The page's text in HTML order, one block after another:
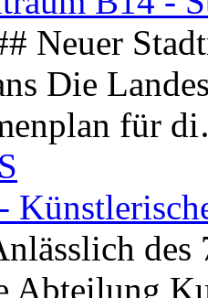
Neuer
Die
für
Abteilung